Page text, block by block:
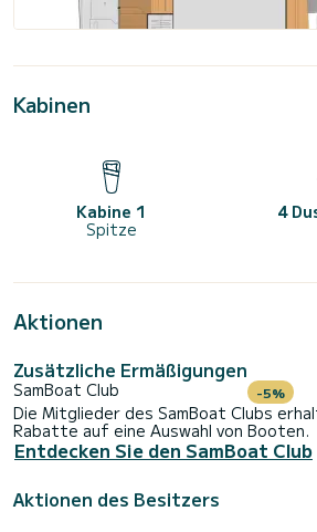
Kabinen
Kabine 1
Spitze
4
Aktionen
Zusätzliche Ermäßigungen
SamBoat Club -5%
Die Mitglieder des SamBoat Clubs
Rabatte auf eine Auswahl von Booten.
Entdecken Sie den SamBoat Club
Aktionen des Besitzers